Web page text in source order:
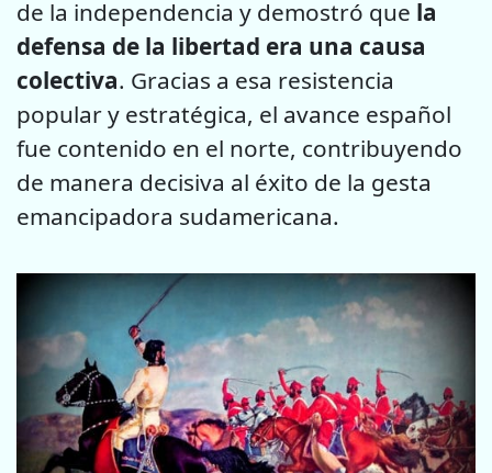
de la independencia y demostró que la
defensa de la libertad era una causa
colectiva. Gracias a esa resistencia
popular y estratégica, el avance español
fue contenido en el norte, contribuyendo
de manera decisiva al éxito de la gesta
emancipadora sudamericana.